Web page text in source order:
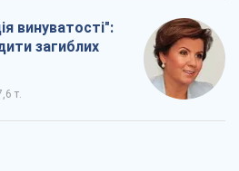
винуватості":
загиблих
т.